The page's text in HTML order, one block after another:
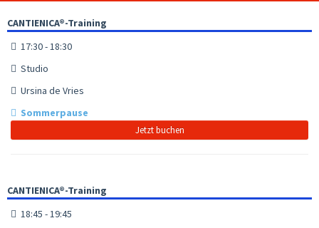
CANTIENICA®-Training
17:30 - 18:30
Studio
Ursina de Vries
Sommerpause
Jetzt buchen
CANTIENICA®-Training
18:45 - 19:45